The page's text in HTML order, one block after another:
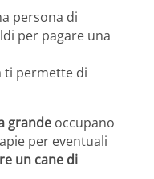
persona di
per pagare una
ti permette di
grande occupano
per eventuali
un cane di